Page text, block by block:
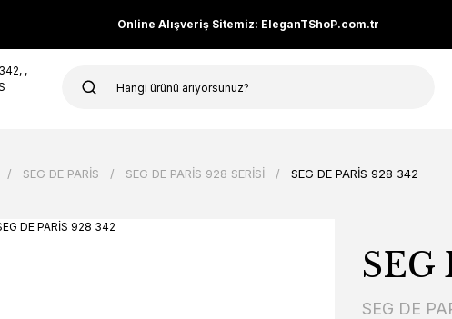
Online Alışveriş Sitemiz: EleganTShoP.com.tr
SEG DE PARİS SEG DE PARİS 928 SERİSİ SEG DE PARİS 928 342
SEG
SEG DE